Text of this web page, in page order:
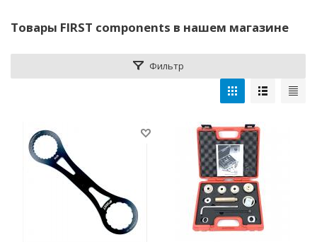
Товары FIRST components в нашем магазине
Фильтр